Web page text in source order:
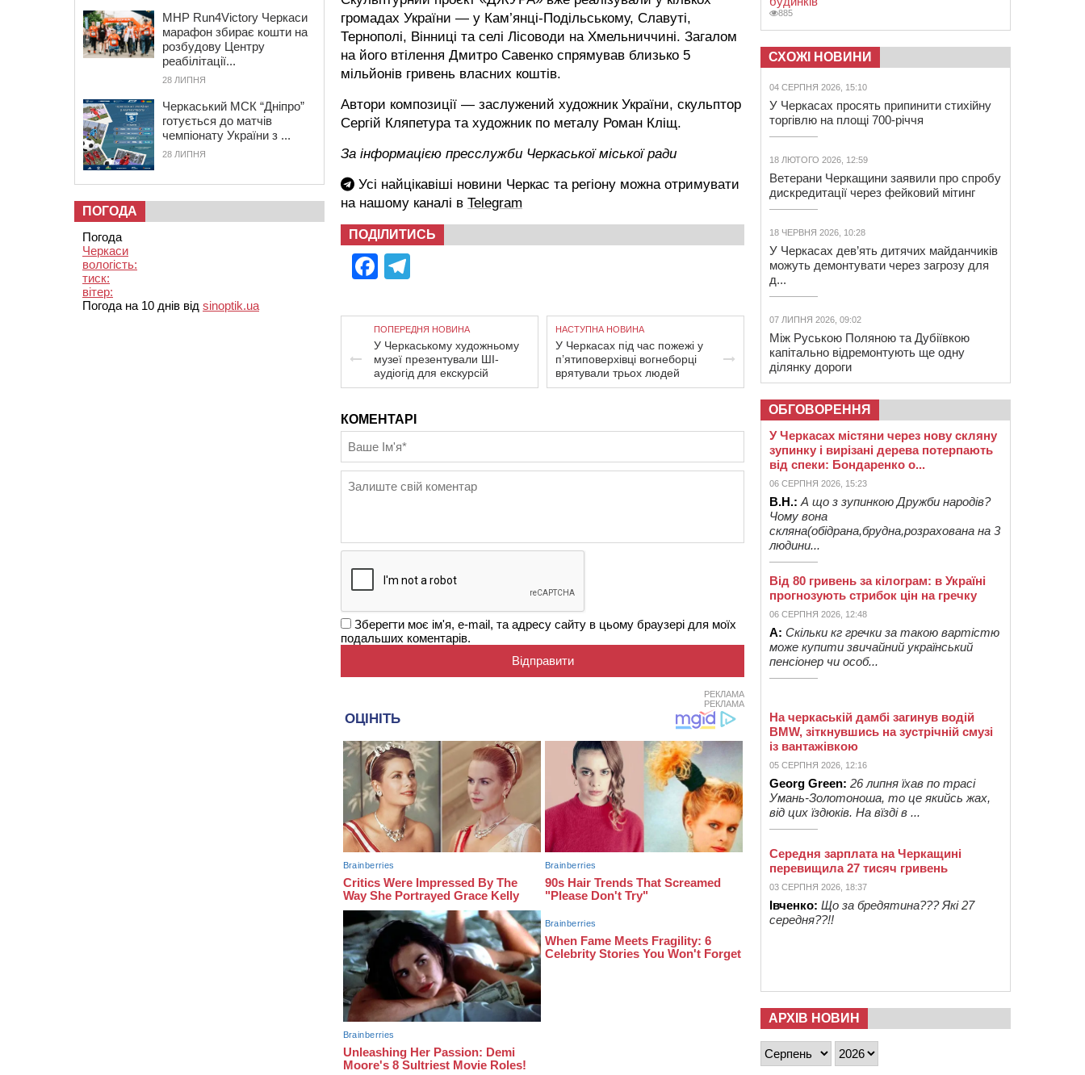
громадах України — у Кам’янці-Подільському, Славуті,
Тернополі, Вінниці та селі Лісоводи на Хмельниччині. Загалом
на його втілення Дмитро Савенко спрямував близько 5
мільйонів гривень власних коштів.
Автори композиції — заслужений художник України, скульптор
Сергій Кляпетура та художник по металу Роман Кліщ.
За інформацією пресслужби Черкаської міської ради
Усі найцікавіші новини Черкас та регіону можна отримувати
на нашому каналі в Telegram
ПОДІЛИТИСЬ
Facebook
ПОПЕРЕДНЯ НОВИНА
У Черкаському художньому
музеї презентували ШІ-
аудіогід для екскурсій
НАСТУПНА НОВИНА
У Черкасах під час пожежі у
п’ятиповерхівці вогнеборці
врятували трьох людей
КОМЕНТАРІ
Зберегти моє ім'я, e-mail, та адресу сайту в цьому браузері для моїх
подальших коментарів.
РЕКЛАМА
РЕКЛАМА
MHP Run4Victory Черкаси
марафон збирає кошти на
розбудову Центру
реабілітації...
28 ЛИПНЯ
Черкаський МСК “Дніпро”
готується до матчів
чемпіонату України з ...
28 ЛИПНЯ
ПОГОДА
Погода
Черкаси
вологість:
тиск:
вітер:
Погода на 10 днів від sinoptik.ua
885
СХОЖІ НОВИНИ
04 СЕРПНЯ 2026, 15:10
У Черкасах просять припинити стихійну
торгівлю на площі 700-річчя
18 ЛЮТОГО 2026, 12:59
Ветерани Черкащини заявили про спробу
дискредитації через фейковий мітинг
18 ЧЕРВНЯ 2026, 10:28
У Черкасах дев’ять дитячих майданчиків
можуть демонтувати через загрозу для
д...
07 ЛИПНЯ 2026, 09:02
Між Руською Поляною та Дубіївкою
капітально відремонтують ще одну
ділянку дороги
ОБГОВОРЕННЯ
У Черкасах містяни через нову скляну
зупинку і вирізані дерева потерпають
від спеки: Бондаренко о...
06 СЕРПНЯ 2026, 15:23
В.Н.: А що з зупинкою Дружби народів?
Чому вона
скляна(обідрана,брудна,розрахована на 3
людини...
Від 80 гривень за кілограм: в Україні
прогнозують стрибок цін на гречку
06 СЕРПНЯ 2026, 12:48
А: Скільки кг гречки за такою вартістю
може купити звичайний український
пенсіонер чи особ...
На черкаській дамбі загинув водій
BMW, зіткнувшись на зустрічній смузі
із вантажівкою
05 СЕРПНЯ 2026, 12:16
Georg Green: 26 липня їхав по трасі
Умань-Золотоноша, то це якийсь жах,
від цих їздюків. На вїзді в ...
Середня зарплата на Черкащині
перевищила 27 тисяч гривень
03 СЕРПНЯ 2026, 18:37
Івченко: Що за бредятина??? Які 27
середня??!!
АРХІВ НОВИН